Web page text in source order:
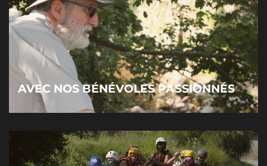
AVEC NOS BÉNÉVOLES PASSIONNÉS